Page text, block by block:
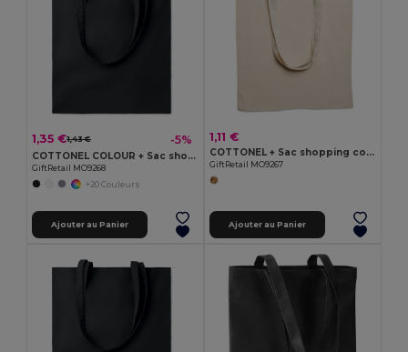
1,35 €1,43 € -5%
COTTONEL COLOUR + Sac shopping coton 140gr/m²
GiftRetail MO9268
+20 Couleurs
Ajouter au Panier
1,11 €
COTTONEL + Sac shopping coton 140gr/m²
GiftRetail MO9267
Ajouter au Panier